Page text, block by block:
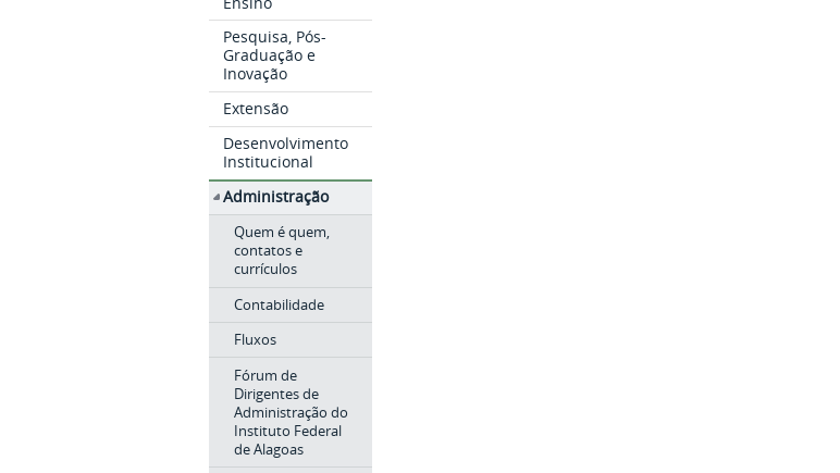
Pesquisa, Pós-
Graduação e
Inovação
Extensão
Desenvolvimento
Institucional
Administração
Quem é quem,
contatos e
currículos
Contabilidade
Fluxos
Fórum de
Dirigentes de
Administração do
Instituto Federal
de Alagoas